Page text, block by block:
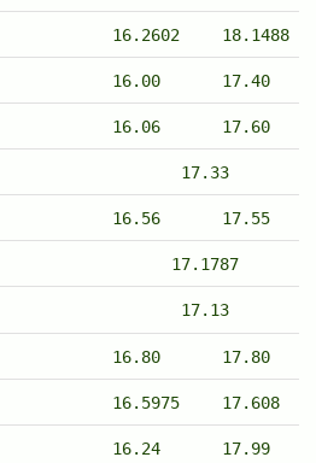
16.2602 18.1488
16.00 17.40
16.06 17.60
17.33
16.56 17.55
17.1787
17.13
16.80 17.80
16.5975 17.608
16.24 17.99